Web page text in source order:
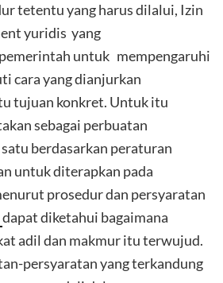
tetentu yang harus dilalui, Izin
yuridis yang
untuk mempengaruhi
cara yang dianjurkan
tujuan konkret. Untuk itu
sebagai perbuatan
berdasarkan peraturan
untuk diterapkan pada
prosedur dan persyaratan
dapat diketahui bagaimana
adil dan makmur itu terwujud.
persyaratan yang terkandung